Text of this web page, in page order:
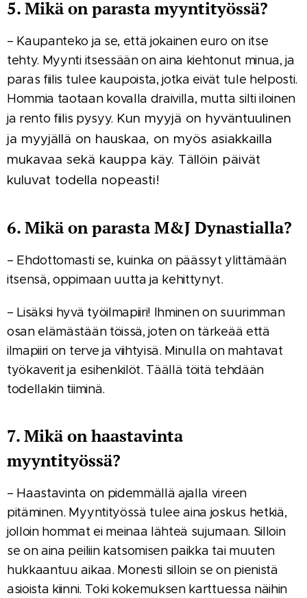
5. Mikä on parasta myyntityössä?
– Kaupanteko ja se, että jokainen euro on itse
tehty. Myynti itsessään on aina kiehtonut minua, ja
paras fiilis tulee kaupoista, jotka eivät tule helposti.
Hommia taotaan kovalla draivilla, mutta silti iloinen
ja rento fiilis pysyy. Kun myyjä on hyväntuulinen
ja myyjällä on hauskaa, on myös asiakkailla
mukavaa sekä kauppa käy. Tällöin päivät
kuluvat todella nopeasti!
6. Mikä on parasta M&J Dynastialla?
– Ehdottomasti se, kuinka on päässyt ylittämään
itsensä, oppimaan uutta ja kehittynyt.
– Lisäksi hyvä työilmapiiri! Ihminen on suurimman
osan elämästään töissä, joten on tärkeää että
ilmapiiri on terve ja viihtyisä. Minulla on mahtavat
työkaverit ja esihenkilöt. Täällä töitä tehdään
todellakin tiiminä.
7. Mikä on haastavinta
myyntityössä?
– Haastavinta on pidemmällä ajalla vireen
pitäminen. Myyntityössä tulee aina joskus hetkiä,
jolloin hommat ei meinaa lähteä sujumaan. Silloin
se on aina peiliin katsomisen paikka tai muuten
hukkaantuu aikaa. Monesti silloin se on pienistä
asioista kiinni. Toki kokemuksen karttuessa näihin